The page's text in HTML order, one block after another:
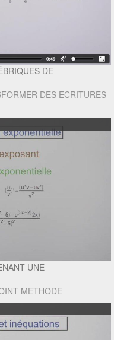
DE
DES ECRITURES
UNE
METHODE